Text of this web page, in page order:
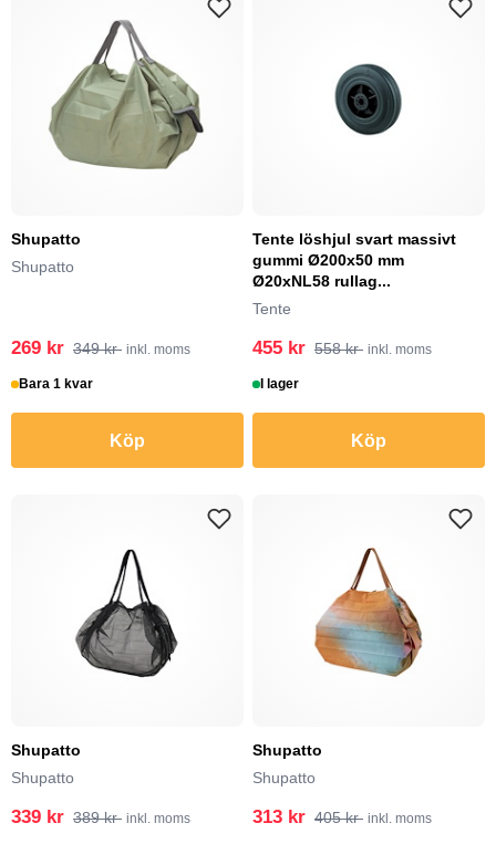
Shupatto
Shupatto
269 kr 349 kr inkl. moms
Bara 1 kvar
Köp
Tente löshjul svart massivt
gummi Ø200x50 mm
Ø20xNL58 rullag...
Tente
455 kr 558 kr inkl. moms
I lager
Köp
Shupatto
Shupatto
339 kr 389 kr inkl. moms
Shupatto
Shupatto
313 kr 405 kr inkl. moms